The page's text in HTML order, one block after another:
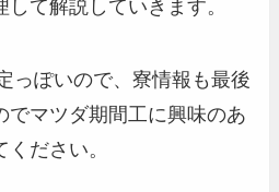
て解説していきます。
っぽいので、寮情報も最後
でマツダ期間工に興味のあ
ださい。